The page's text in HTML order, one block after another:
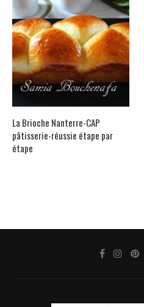
La Brioche Nanterre-CAP
pâtisserie-réussie étape par
étape